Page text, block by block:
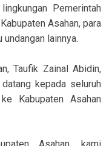
Pemerintah
Asahan, para
undangan lainnya.
Taufik Zainal Abidin,
kepada seluruh
Kabupaten Asahan